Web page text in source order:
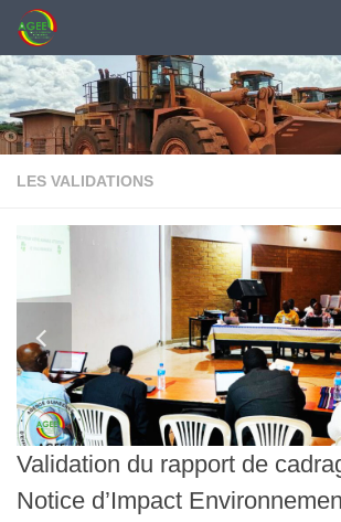
Skip to content
LES VALIDATIONS
Validation du rapport de
Notice d’Impact